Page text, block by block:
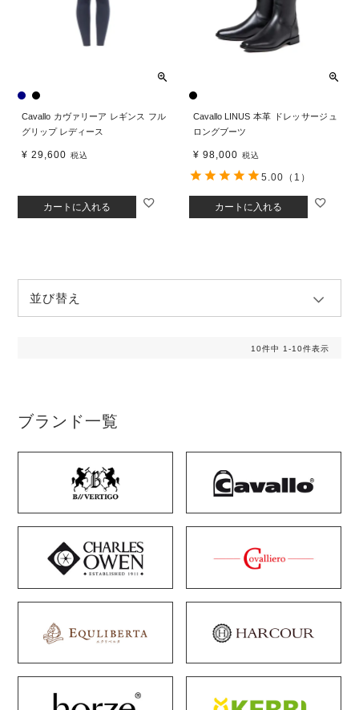
Cavallo カヴァリーア レギンス フル
グリップ レディース
¥ 29,600 税込
カートに入れる
Cavallo LINUS 本革 ドレッサージュ
ロングブーツ
¥ 98,000 税込
カートに入れる
5.00 （1）
並び替え
10件中 1 -10件表示
ブランド一覧